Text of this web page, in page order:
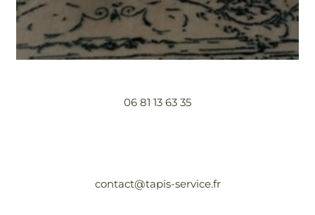
06 81 13 63 35
contact@tapis-service.fr